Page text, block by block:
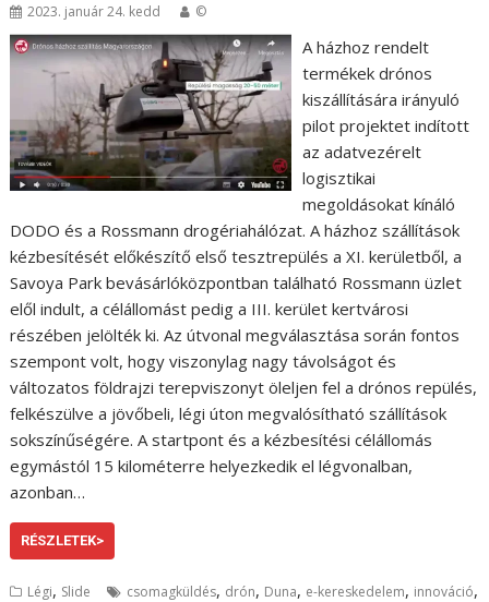
2023. január 24. kedd ©
A házhoz rendelt
termékek drónos
kiszállítására irányuló
pilot projektet indított
az adatvezérelt
logisztikai
megoldásokat kínáló
DODO és a Rossmann drogériahálózat. A házhoz szállítások
kézbesítését előkészítő első tesztrepülés a XI. kerületből, a
Savoya Park bevásárlóközpontban található Rossmann üzlet
elől indult, a célállomást pedig a III. kerület kertvárosi
részében jelölték ki. Az útvonal megválasztása során fontos
szempont volt, hogy viszonylag nagy távolságot és
változatos földrajzi terepviszonyt öleljen fel a drónos repülés,
felkészülve a jövőbeli, légi úton megvalósítható szállítások
sokszínűségére. A startpont és a kézbesítési célállomás
egymástól 15 kilométerre helyezkedik el légvonalban,
azonban…
RÉSZLETEK>
Légi, Slide csomagküldés, drón, Duna, e-kereskedelem, innováció,